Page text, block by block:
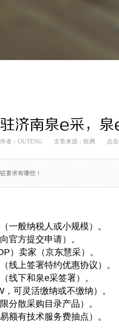
济南泉e采，泉
作者：OUTENG 文章来源： 欧腾 点
要求有哪些！
般纳税人或小规模）。
方提交申请）。
卖家（京东慧采）。
上签署特约优惠协议）。
下和泉e采签署）。
可灵活缴纳或不缴纳）。
散采购目录产品）。
有技术服务费抽点）。